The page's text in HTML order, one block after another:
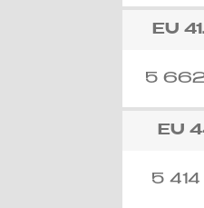
EU
5
EU
5